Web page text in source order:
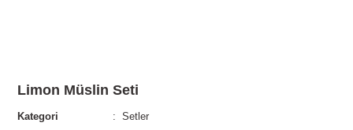
Limon Müslin Seti
Kategori
Setler